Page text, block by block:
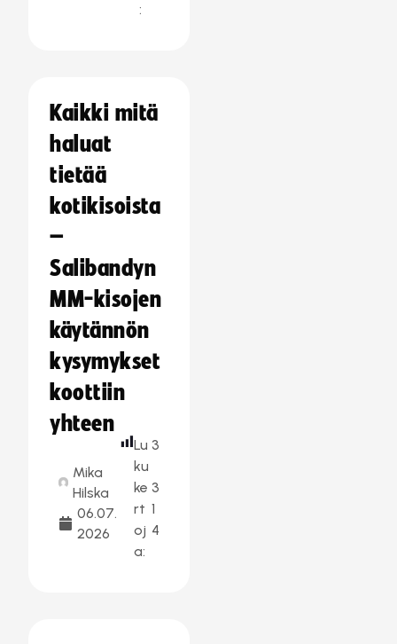
:
Kaikki mitä
haluat
tietää
kotikisoista
–
Salibandyn
MM-kisojen
käytännön
kysymykset
koottiin
yhteen
Mika
Hilska
06.07.
2026
Lu
ku
ke
rt
oj
a:
3
3
1
4